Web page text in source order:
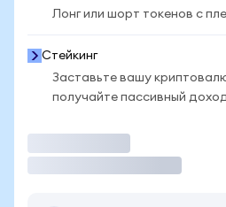
Лонг или шорт токенов с
Стейкинг
Заставьте вашу
получайте пассивный